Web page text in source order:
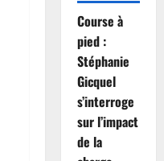
Course à
pied :
Stéphanie
Gicquel
s’interroge
sur l’impact
de la